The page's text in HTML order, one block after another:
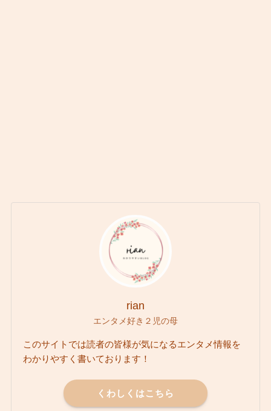
rian
エンタメ好き２児の母
このサイトでは読者の皆様が気になるエンタメ情報を
わかりやすく書いております！
くわしくはこちら